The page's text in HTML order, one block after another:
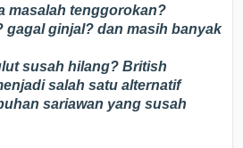
masalah tenggorokan?
gagal ginjal? dan masih banyak
susah hilang? British
salah satu alternatif
sariawan yang susah